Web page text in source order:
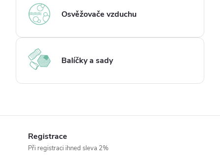
Osvěžovače vzduchu
Balíčky a sady
Registrace
Při registraci ihned sleva 2%